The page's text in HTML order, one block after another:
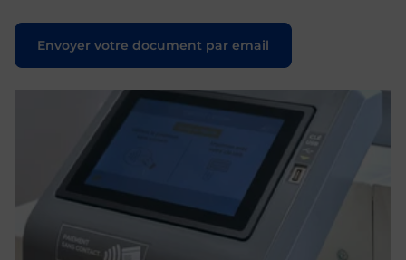
Envoyer votre document par email
Le lien s'ouvre dans un nouvel onglet